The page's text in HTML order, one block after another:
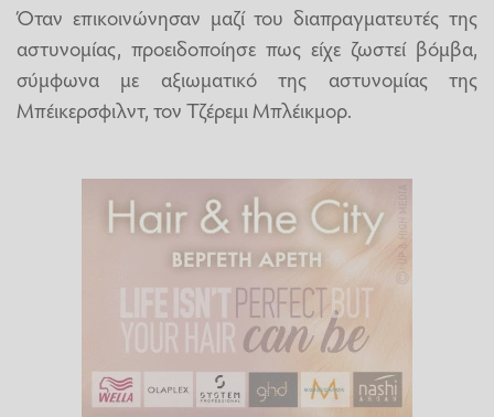
Όταν επικοινώνησαν μαζί του διαπραγματευτές της
αστυνομίας, προειδοποίησε πως είχε ζωστεί βόμβα,
σύμφωνα με αξιωματικό της αστυνομίας της
Μπέικερσφιλντ, τον Τζέρεμι Μπλέικμορ.